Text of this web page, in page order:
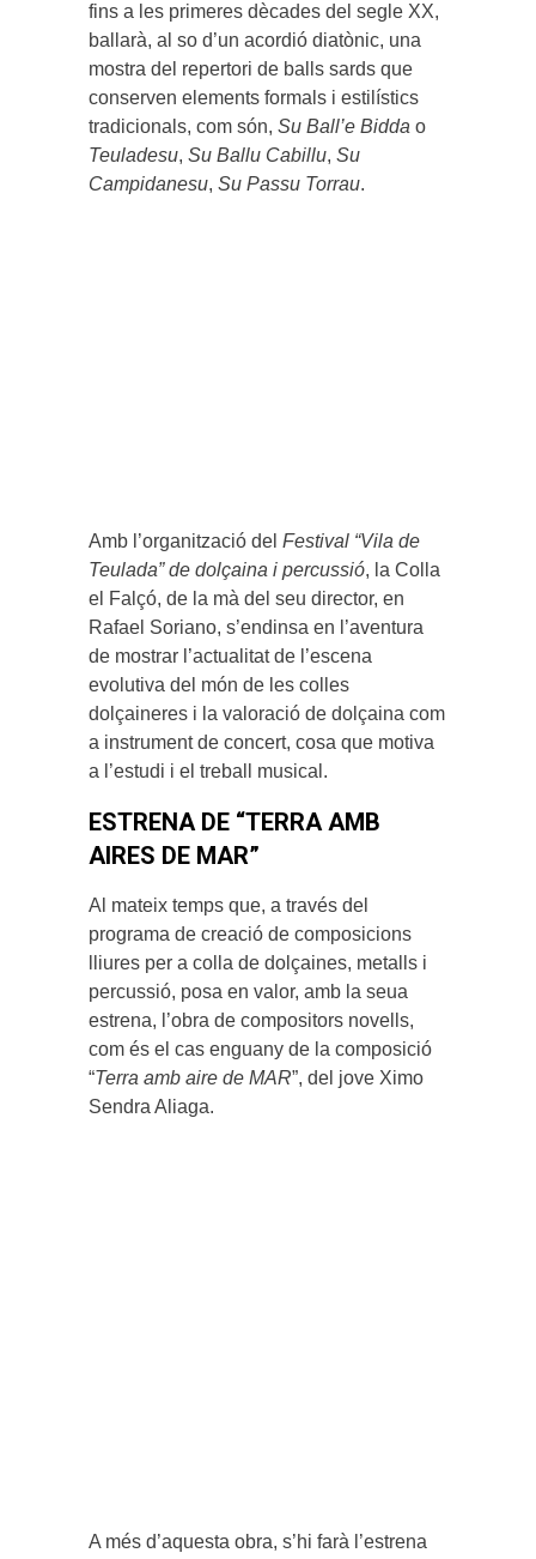
fins a les primeres dècades del segle XX,
ballarà, al so d’un acordió diatònic, una
mostra del repertori de balls sards que
conserven elements formals i estilístics
tradicionals, com són, Su Ball’e Bidda o
Teuladesu, Su Ballu Cabillu, Su
Campidanesu, Su Passu Torrau.
Amb l’organització del Festival “Vila de
Teulada” de dolçaina i percussió, la Colla
el Falçó, de la mà del seu director, en
Rafael Soriano, s’endinsa en l’aventura
de mostrar l’actualitat de l’escena
evolutiva del món de les colles
dolçaineres i la valoració de dolçaina com
a instrument de concert, cosa que motiva
a l’estudi i el treball musical.
ESTRENA DE “TERRA AMB
AIRES DE MAR”
Al mateix temps que, a través del
programa de creació de composicions
lliures per a colla de dolçaines, metalls i
percussió, posa en valor, amb la seua
estrena, l’obra de compositors novells,
com és el cas enguany de la composició
“Terra amb aire de MAR”, del jove Ximo
Sendra Aliaga.
A més d’aquesta obra, s’hi farà l’estrena